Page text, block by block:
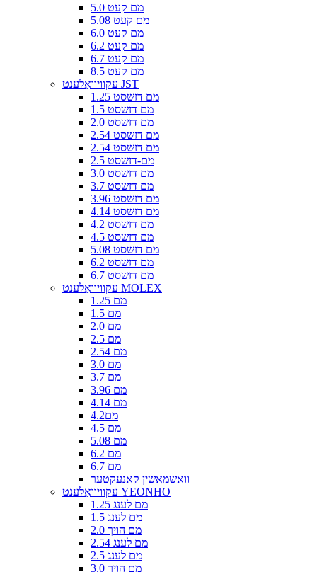
5.0 מם קעט
5.08 מם קעט
6.0 מם קעט
6.2 מם קעט
6.7 מם קעט
8.5 מם קעט
עקוויוואַלענט JST
1.25 מם דזשסט
1.5 מם דזשסט
2.0 מם דזשסט
2.54 מם דזשסט
2.54 מם דזשסט
2.5 מם-דזשסט
3.0 מם דזשסט
3.7 מם דזשסט
3.96 מם דזשסט
4.14 מם דזשסט
4.2 מם דזשסט
4.5 מם דזשסט
5.08 מם דזשסט
6.2 מם דזשסט
6.7 מם דזשסט
עקוויוואַלענט MOLEX
1.25 מם
1.5 מם
2.0 מם
2.5 מם
2.54 מם
3.0 מם
3.7 מם
3.96 מם
4.14 מם
4.2מם
4.5 מם
5.08 מם
6.2 מם
6.7 מם
וואַשמאַשין קאַנעקטער
עקוויוואַלענט YEONHO
1.25 מם לענג
1.5 מם לענג
2.0 מם הויך
2.54 מם לענג
2.5 מם לענג
3.0 מם הויך